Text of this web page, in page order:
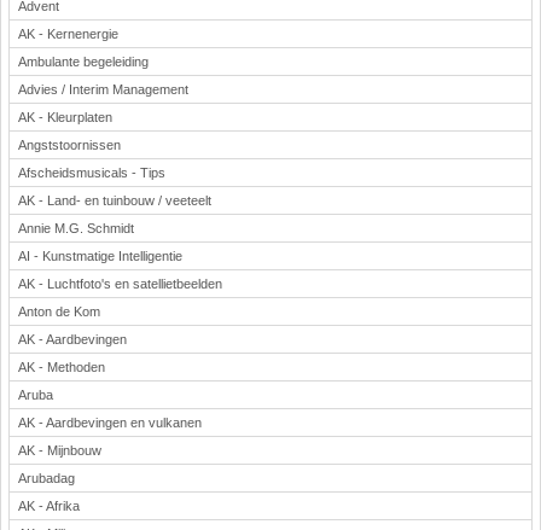
Advent
AK - Kernenergie
Ambulante begeleiding
Advies / Interim Management
AK - Kleurplaten
Angststoornissen
Afscheidsmusicals - Tips
AK - Land- en tuinbouw / veeteelt
Annie M.G. Schmidt
AI - Kunstmatige Intelligentie
AK - Luchtfoto's en satellietbeelden
Anton de Kom
AK - Aardbevingen
AK - Methoden
Aruba
AK - Aardbevingen en vulkanen
AK - Mijnbouw
Arubadag
AK - Afrika